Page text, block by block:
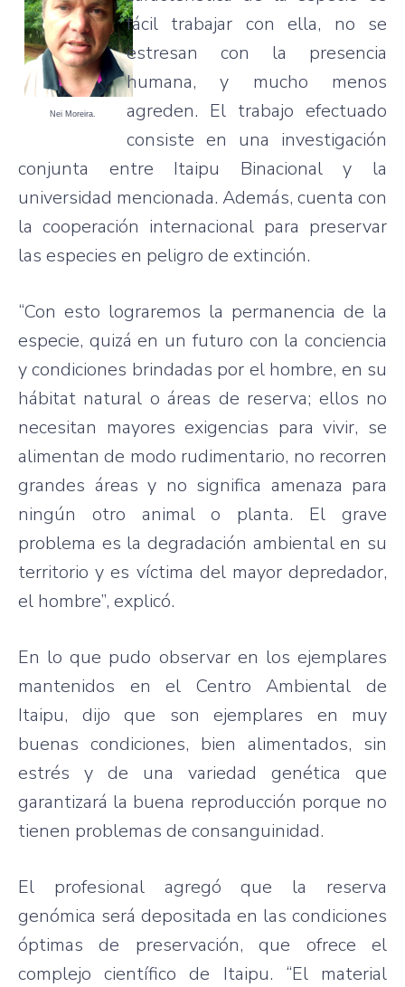
Nei Moreira.
fácil trabajar con ella, no se
estresan con la presencia
humana, y mucho menos
agreden. El trabajo efectuado
consiste en una investigación
conjunta entre Itaipu Binacional y la
universidad mencionada. Además, cuenta con
la cooperación internacional para preservar
las especies en peligro de extinción.
“Con esto lograremos la permanencia de la
especie, quizá en un futuro con la conciencia
y condiciones brindadas por el hombre, en su
hábitat natural o áreas de reserva; ellos no
necesitan mayores exigencias para vivir, se
alimentan de modo rudimentario, no recorren
grandes áreas y no significa amenaza para
ningún otro animal o planta. El grave
problema es la degradación ambiental en su
territorio y es víctima del mayor depredador,
el hombre”, explicó.
En lo que pudo observar en los ejemplares
mantenidos en el Centro Ambiental de
Itaipu, dijo que son ejemplares en muy
buenas condiciones, bien alimentados, sin
estrés y de una variedad genética que
garantizará la buena reproducción porque no
tienen problemas de consanguinidad.
El profesional agregó que la reserva
genómica será depositada en las condiciones
óptimas de preservación, que ofrece el
complejo científico de Itaipu. “El material